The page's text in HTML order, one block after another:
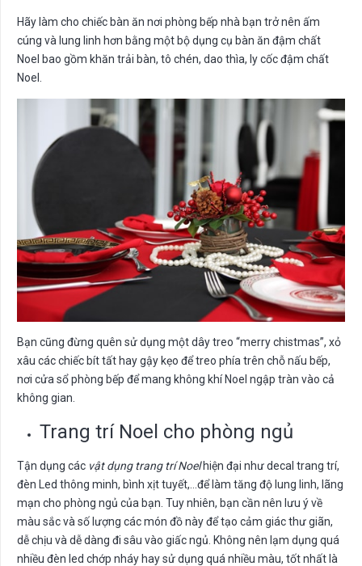
Hãy làm cho chiếc bàn ăn nơi phòng bếp nhà bạn trở nên ấm
cúng và lung linh hơn bằng một bộ dụng cụ bàn ăn đậm chất
Noel bao gồm khăn trải bàn, tô chén, dao thìa, ly cốc đậm chất
Noel.
Bạn cũng đừng quên sử dụng một dây treo “merry chistmas”, xỏ
xâu các chiếc bít tất hay gậy kẹo để treo phía trên chỗ nấu bếp,
nơi cửa sổ phòng bếp để mang không khí Noel ngập tràn vào cả
không gian.
Trang trí Noel cho phòng ngủ
Tận dụng các vật dụng trang trí Noelhiện đại như decal trang trí,
đèn Led thông minh, bình xịt tuyết,…để làm tăng độ lung linh, lãng
mạn cho phòng ngủ của bạn. Tuy nhiên, bạn cần nên lưu ý về
màu sắc và số lượng các món đồ này để tạo cảm giác thư giãn,
dễ chịu và dễ dàng đi sâu vào giấc ngủ. Không nên lạm dụng quá
nhiều đèn led chớp nháy hay sử dụng quá nhiều màu, tốt nhất là